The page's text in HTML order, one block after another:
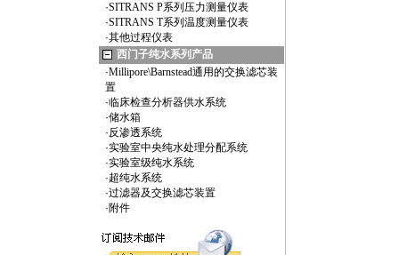
·SITRANS P系列压力测量仪表
·SITRANS T系列温度测量仪表
·其他过程仪表
西门子纯水系列产品
·Millipore\Barnstead通用的交换滤芯装
置
·临床检查分析器供水系统
·储水箱
·反渗透系统
·实验室中央纯水处理分配系统
·实验室级纯水系统
·超纯水系统
·过滤器及交换滤芯装置
·附件